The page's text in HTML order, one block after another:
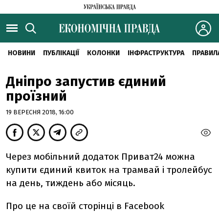
НОВИНИ ПУБЛІКАЦІЇ КОЛОНКИ ІНФРАСТРУКТУРА
Дніпро запустив єдиний
проїзний
19 ВЕРЕСНЯ 2018, 16:00
Через мобільний додаток Приват24 можна
купити єдиний квиток на трамвай і тролейбус
на день, тиждень або місяць.
Про це на своїй сторінці в Facebook